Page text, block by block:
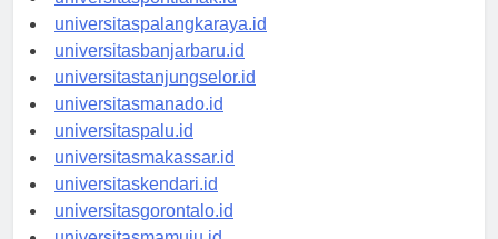
universitaspontianak.id
universitaspalangkaraya.id
universitasbanjarbaru.id
universitastanjungselor.id
universitasmanado.id
universitaspalu.id
universitasmakassar.id
universitaskendari.id
universitasgorontalo.id